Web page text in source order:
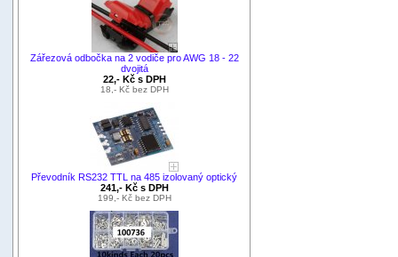
Zářezová odbočka na 2 vodiče pro AWG 18 - 22
dvojitá
22,- Kč s DPH
18,- Kč bez DPH
Převodník RS232 TTL na 485 izolovaný optický
241,- Kč s DPH
199,- Kč bez DPH